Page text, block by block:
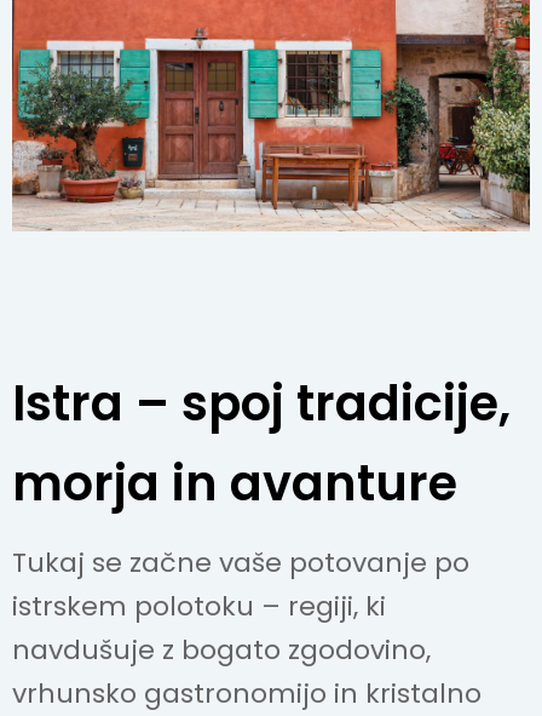
Istra – spoj tradicije,
morja in avanture
Tukaj se začne vaše potovanje po
istrskem polotoku – regiji, ki
navdušuje z bogato zgodovino,
vrhunsko gastronomijo in kristalno